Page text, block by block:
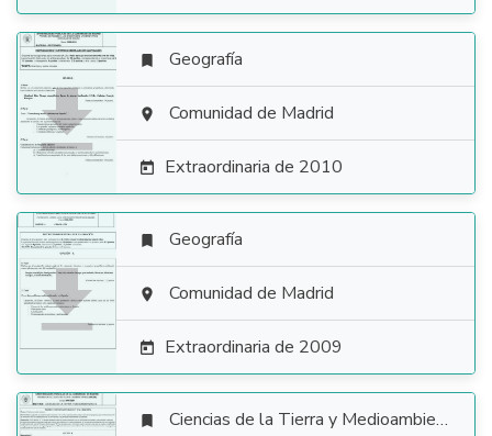

 Geografía
 Comunidad de Madrid
 Extraordinaria de 2010

 Geografía
 Comunidad de Madrid
 Extraordinaria de 2009
 Ciencias de la Tierra y Medioambientales